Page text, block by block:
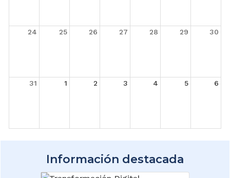
24 25 26 27 28 29 30
31 1 2 3 4 5 6
Información destacada